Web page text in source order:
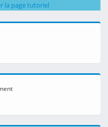
la page tutoriel